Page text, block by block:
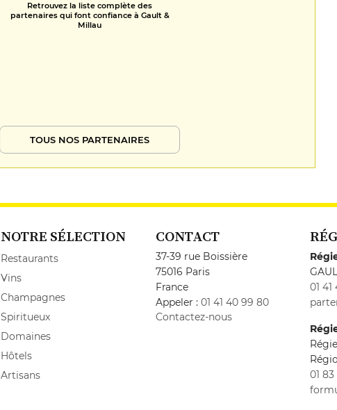
Retrouvez la liste complète des
partenaires qui font confiance à Gault &
Millau
TOUS NOS PARTENAIRES
NOTRE SÉLECTION
Restaurants
Vins
Champagnes
Spiritueux
Domaines
Hôtels
Artisans
CONTACT
37-39 rue Boissière
75016 Paris
France
Appeler : 01 41 40 99 80
Contactez-nous
01
01